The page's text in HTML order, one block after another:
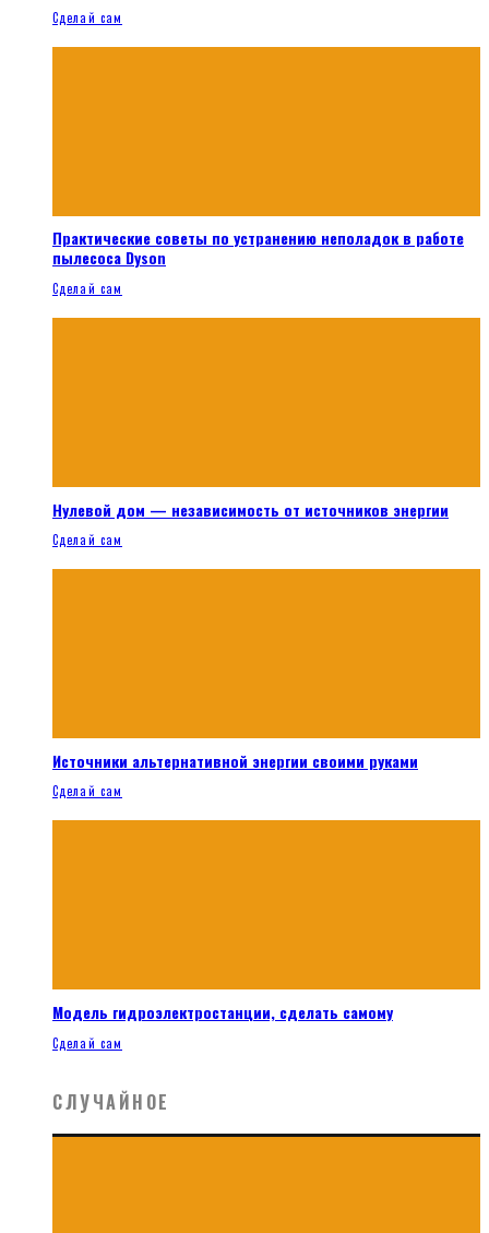
Сделай сам
Практические советы по устранению неполадок в работе
пылесоса Dyson
Сделай сам
Нулевой дом — независимость от источников энергии
Сделай сам
Источники альтернативной энергии своими руками
Сделай сам
Модель гидроэлектростанции, сделать самому
Сделай сам
СЛУЧАЙНОЕ